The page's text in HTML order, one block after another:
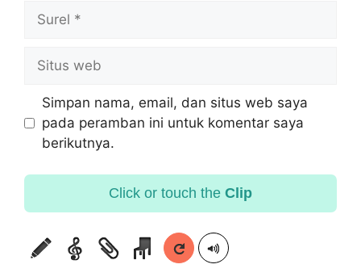
Simpan nama, email, dan situs web saya
pada peramban ini untuk komentar saya
berikutnya.
Click or touch the Clip